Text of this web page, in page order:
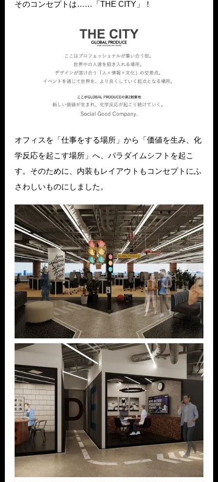
そのコンセプトは……「THE CITY」！
オフィスを「仕事をする場所」から「価値を生み、化
学反応を起こす場所」へ、パラダイムシフトを起こ
す。そのために、内装もレイアウトもコンセプトにふ
さわしいものにしました。